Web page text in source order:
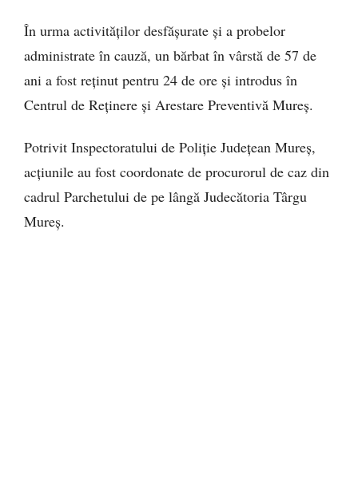
În urma activităților desfășurate și a probelor
administrate în cauză, un bărbat în vârstă de 57 de
ani a fost reținut pentru 24 de ore și introdus în
Centrul de Reținere și Arestare Preventivă Mureș.
Potrivit Inspectoratului de Poliție Județean Mureș,
acțiunile au fost coordonate de procurorul de caz din
cadrul Parchetului de pe lângă Judecătoria Târgu
Mureș.